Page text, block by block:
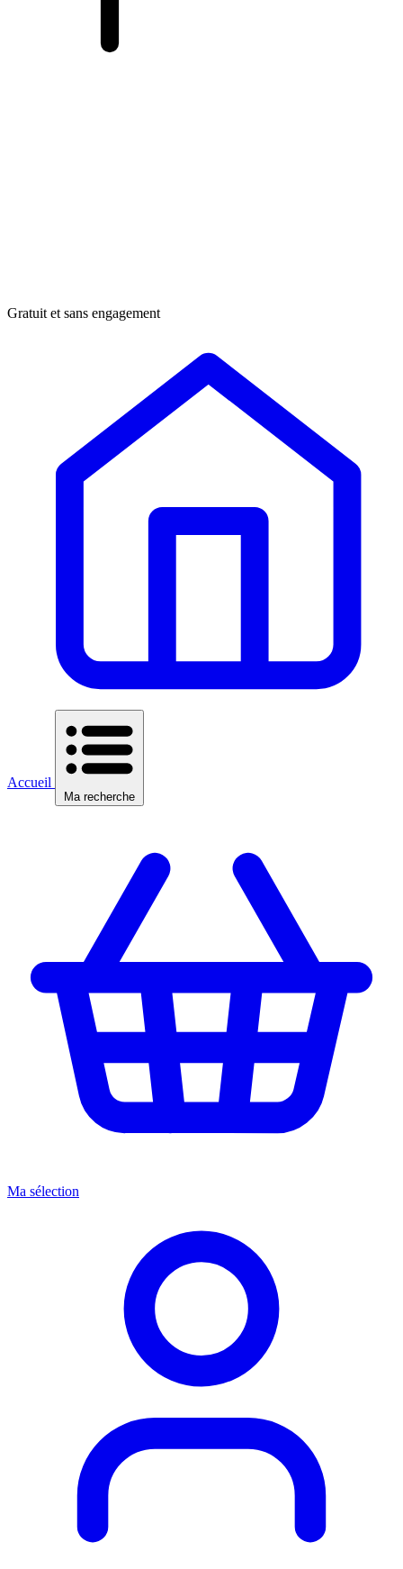
Gratuit et sans engagement
Accueil
Ma recherche
Ma sélection